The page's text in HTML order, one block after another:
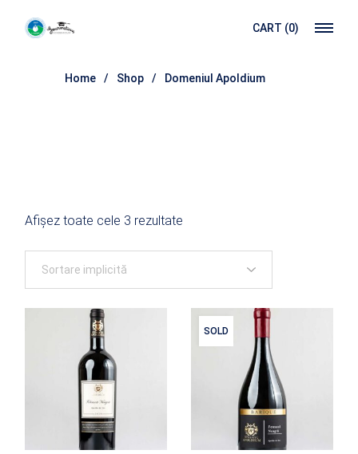
content
CART (0)
Home Shop Domeniul Apoldium
Afișez toate cele 3 rezultate
SOLD